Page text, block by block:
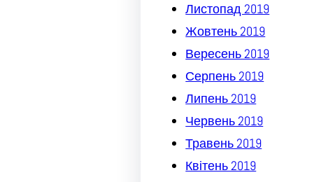
Листопад 2019
Жовтень 2019
Вересень 2019
Серпень 2019
Липень 2019
Червень 2019
Травень 2019
Квітень 2019